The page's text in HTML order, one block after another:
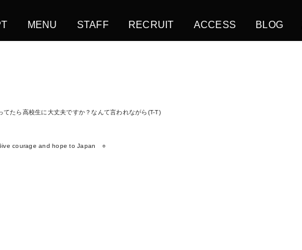
MENU STAFF RECRUIT ACCESS BLOG
たら高校生に大丈夫ですか？なんて言われながら(T-T)
to Japan ○